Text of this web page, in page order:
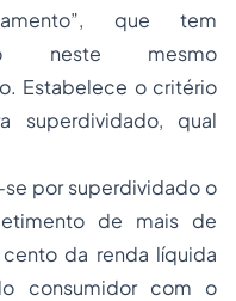
que tem
neste mesmo
Estabelece o critério
superdividado, qual
se por superdividado o
de mais de
da renda líquida
consumidor com o